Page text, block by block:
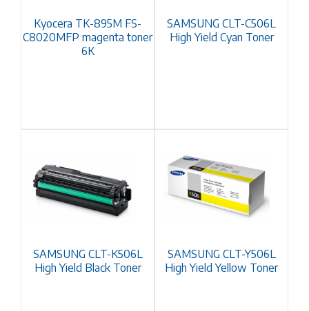
Kyocera TK-895M FS-
C8020MFP magenta toner
6K
SAMSUNG CLT-C506L
High Yield Cyan Toner
SAMSUNG CLT-K506L
High Yield Black Toner
SAMSUNG CLT-Y506L
High Yield Yellow Toner